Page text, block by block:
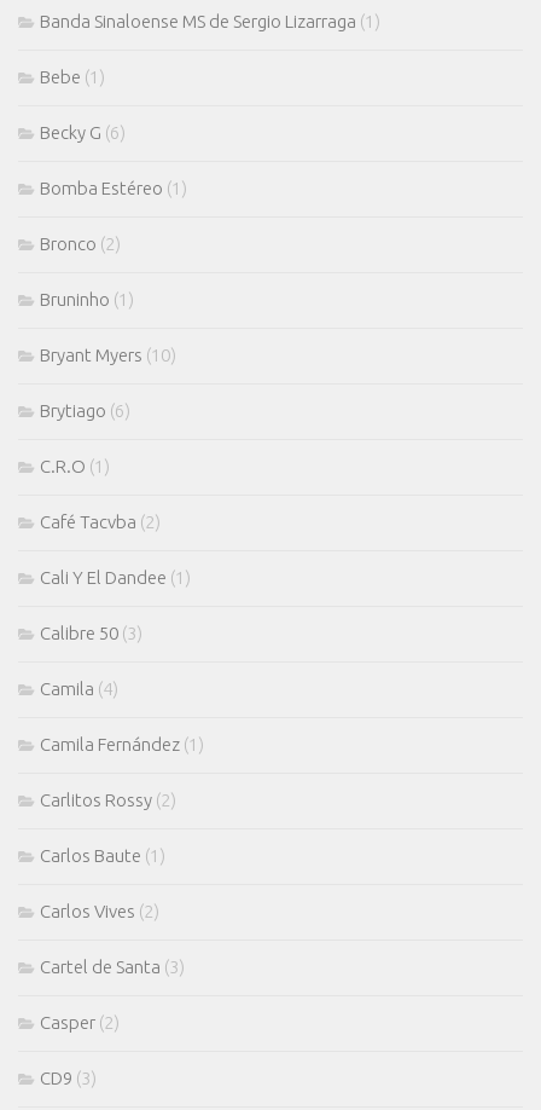
Banda Sinaloense MS de Sergio Lizarraga (1)
Bebe (1)
Becky G (6)
Bomba Estéreo (1)
Bronco (2)
Bruninho (1)
Bryant Myers (10)
Brytiago (6)
C.R.O (1)
Café Tacvba (2)
Cali Y El Dandee (1)
Calibre 50 (3)
Camila (4)
Camila Fernández (1)
Carlitos Rossy (2)
Carlos Baute (1)
Carlos Vives (2)
Cartel de Santa (3)
Casper (2)
CD9 (3)